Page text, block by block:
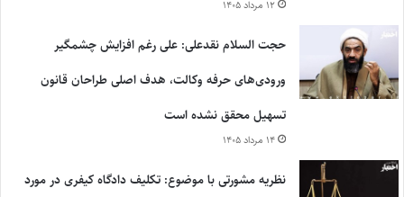
۱۲ مرداد ۱۴۰۵
حجت السلام نقدعلی: علی رغم افزایش چشمگیر
ورودی‌های حرفه وکالت، هدف اصلی طراحان قانون
تسهیل محقق نشده است
۱۴ مرداد ۱۴۰۵
نظریه مشورتی با موضوع: تکلیف دادگاه کیفری در مورد